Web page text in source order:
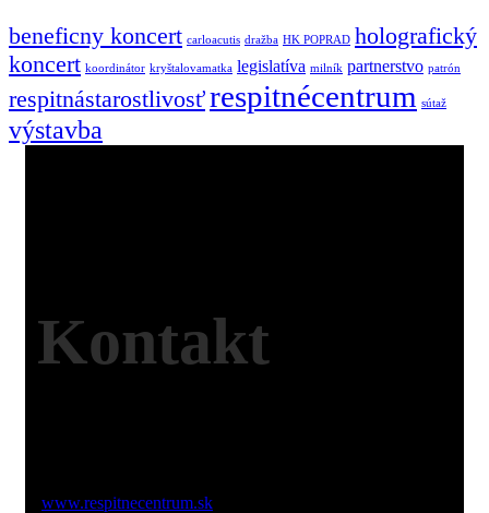
beneficny koncert carloacutis dražba HK POPRAD holografický
koncert koordinátor kryštalovamatka legislatíva milník partnerstvo patrón
respitnástarostlivosťrespitnécentrum sútaž
výstavba
Kontakt
www.respitnecentrum.sk